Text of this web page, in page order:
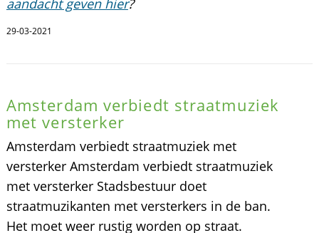
aandacht geven hier?
29-03-2021
Amsterdam verbiedt straatmuziek
met versterker
Amsterdam verbiedt straatmuziek met
versterker Amsterdam verbiedt straatmuziek
met versterker Stadsbestuur doet
straatmuzikanten met versterkers in de ban.
Het moet weer rustig worden op straat.